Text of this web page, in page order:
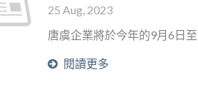
25 Aug, 2023
唐虞企業將於今年的9月6日
閱讀更多
TY4281 Mini